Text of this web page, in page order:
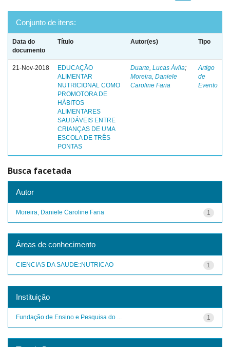
Conjunto de itens:
Data do
documento
Título Autor(es) Tipo
21-Nov-2018
EDUCAÇÃO
ALIMENTAR
NUTRICIONAL COMO
PROMOTORA DE
HÁBITOS
ALIMENTARES
SAUDÁVEIS ENTRE
CRIANÇAS DE UMA
ESCOLA DE TRÊS
PONTAS
Duarte, Lucas Ávila;
Moreira, Daniele
Caroline Faria
Artigo
de
Evento
Busca facetada
Autor
1
Moreira, Daniele Caroline Faria
Áreas de conhecimento
1
CIENCIAS DA SAUDE::NUTRICAO
Instituição
1
Fundação de Ensino e Pesquisa do ...